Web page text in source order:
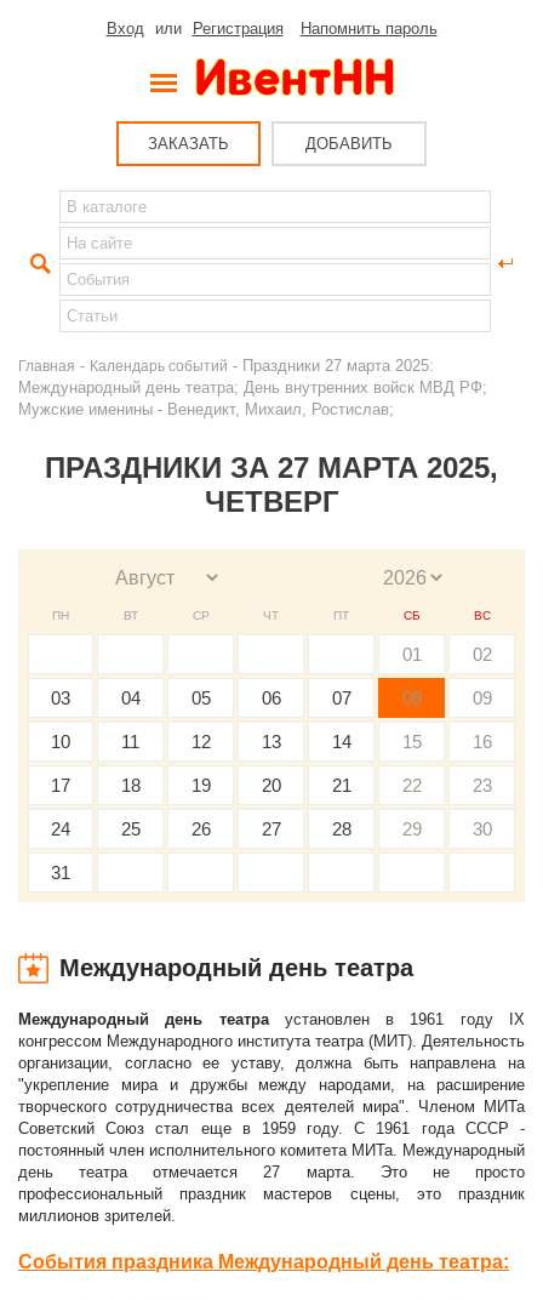
Вход или Регистрация Напомнить пароль
ЗАКАЗАТЬ ДОБАВИТЬ
Главная - Календарь событий - Праздники 27 марта 2025:
Международный день театра; День внутренних войск МВД РФ;
Мужские именины - Венедикт, Михаил, Ростислав;
ПРАЗДНИКИ ЗА 27 МАРТА 2025,
ЧЕТВЕРГ
ПН ВТ СР ЧТ ПТ СБ ВС
01 02
03 04 05 06 07 08 09
10 11 12 13 14 15 16
17 18 19 20 21 22 23
24 25 26 27 28 29 30
31
Международный день театра
Международный день театраустановлен в 1961 году IX
конгрессом Международного института театра (МИТ). Деятельность
организации, согласно ее уставу, должна быть направлена на
"укрепление мира и дружбы между народами, на расширение
творческого сотрудничества всех деятелей мира". Членом МИТа
Советский Союз стал еще в 1959 году. С 1961 года СССР -
постоянный член исполнительного комитета МИТа. Международный
день театра отмечается 27 марта. Это не просто
профессиональный праздник мастеров сцены, это праздник
миллионов зрителей.
События праздника Международный день театра: